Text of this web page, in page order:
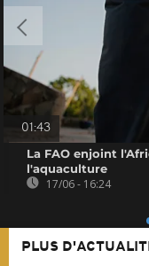
01:43
La FAO enjoint
l'aquaculture
17/06 - 16:24
PLUS